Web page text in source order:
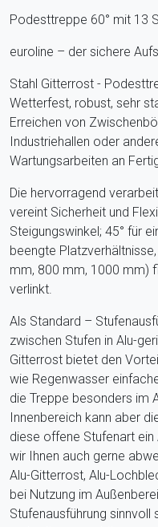
Podesttreppe 60° mit 13
euroline – der sichere
Stahl Gitterrost -
Wetterfest, robust, sehr
Erreichen von
Industriehallen oder
Wartungsarbeiten an
Die hervorragend
vereint Sicherheit und
Steigungswinkel; 45° für
beengte
mm, 800 mm, 1000 mm)
verlinkt.
Als Standard –
zwischen Stufen in Alu-
Gitterrost bietet den
wie Regenwasser
die Treppe besonders im
Innenbereich kann aber
diese offene Stufenart ein
wir Ihnen auch gerne
Alu-Gitterrost, Alu-
bei Nutzung im
Stufenausführung sinnvoll